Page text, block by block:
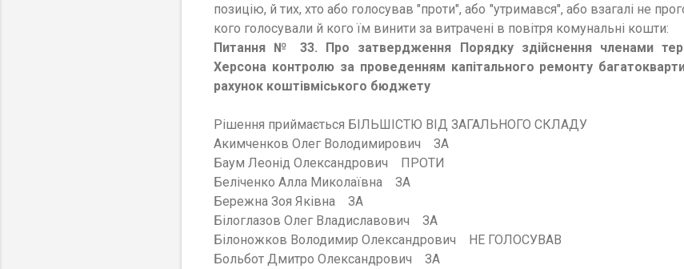
позицію, й тих, хто або голосував "проти", або "утримався", або взагалі не
кого голосували й кого їм винити за витрачені в повітря комунальні кошти:
Питання № 33. Про затвердження Порядку здійснення членами
Херсона контролю за проведенням капітального ремонту
рахунок коштівміського бюджету
Рішення приймається БІЛЬШІСТЮ ВІД ЗАГАЛЬНОГО СКЛАДУ
Акимченков Олег Володимирович ЗА
Баум Леонід Олександрович ПРОТИ
Беліченко Алла Миколаївна ЗА
Бережна Зоя Яківна ЗА
Білоглазов Олег Владиславович ЗА
Білоножков Володимир Олександрович НЕ ГОЛОСУВАВ
Больбот Дмитро Олександрович ЗА